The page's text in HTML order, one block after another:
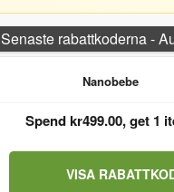
Senaste rabattkoderna -
Nanobebe
Spend kr499.00, get 1
VISA